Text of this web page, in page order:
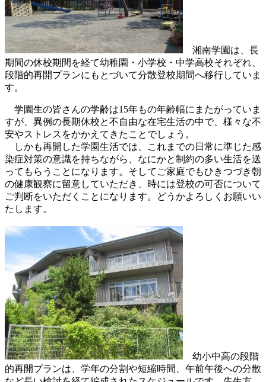
湘南学園は、長
期間の休校期間を経て幼稚園・小学校・中学高校それぞれ、
段階的再開プランにもとづいて分散登校期間へ移行していま
す。
学園生の皆さんの学齢は15年もの年齢幅にまたがっていま
すが、異例の長期休校と不自由な在宅生活の中で、様々な不
安やストレスをかかえてきたことでしょう。
しかも再開した学園生活では、これまでの日常に準じた感
染症対策の意識を持ちながら、なにかと制約の多い生活を送
ってもらうことになります。そしてご家庭でもひきつづき朝
の健康観察に留意していただき、時には登校の可否について
ご判断をいただくことになります。どうかよろしくお願いい
たします。
幼小中高の段階
的再開プランは、学年の分割や短縮時間、午前午後への分散